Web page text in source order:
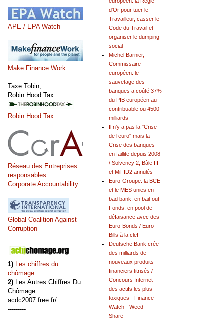
d'Or pour tuer le
Travailleur, casser le
Code du Travail et
organiser le dumping
social
Michel Barnier,
Commissaire
européen: le
sauvetage des
banques a coûté 37%
du PIB européen au
contribuable ou 4500
milliards
Il n’y a pas la "Crise
de l’euro" mais la
Crise des banques
en faillite depuis 2008
/ Solvency 2, Bâle III
et MiFID2 annulés
Euro-Groupe: la BCE
et le MES unies en
bad bank, en bail-out-
Fonds, en pool de
défaisance avec des
Euro-Bonds / Euro-
Bills à la clef
Deutsche Bank crée
des milliards de
nouveaux produits
financiers titrisés /
Concours Internet
des actifs les plus
toxiques - Finance
Watch - Weed -
Share
APE / EPA Watch
Make Finance Work
Taxe Tobin,
Robin Hood Tax
Robin Hood Tax
Réseau des Entreprises
responsables
Corporate Accountability
Global Coalition Against
Corruption
1) Les chiffres du
chômage
2) Les Autres Chiffres Du
Chômage
acdc2007.free.fr/
---------